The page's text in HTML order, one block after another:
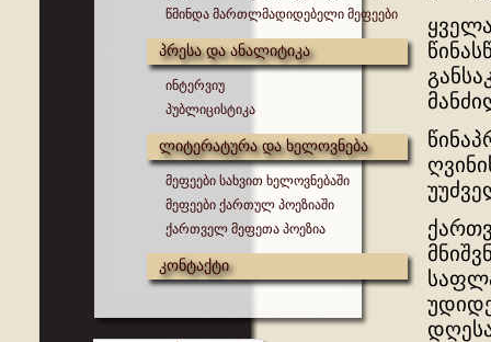
წმინდა მართლმადიდებელი მეფეები
პრესა და ანალიტიკა
ინტერვიუ
პუბლიცისტიკა
ლიტერატურა და ხელოვნება
მეფეები სახვით ხელოვნებაში
მეფეები ქართულ პოეზიაში
ქართველ მეფეთა პოეზია
კონტაქტი